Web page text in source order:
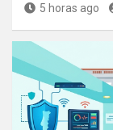
5 horas ago